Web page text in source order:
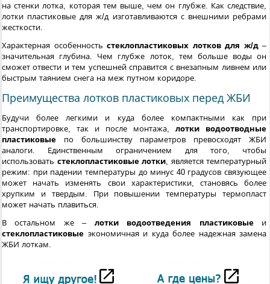
на стенки лотка, которая тем выше, чем он глубже. Как следствие,
лотки пластиковые для ж/д изготавливаются с внешними ребрами
жесткости.
Характерная особенность стеклопластиковых лотков для ж/д–
значительная глубина. Чем глубже лоток, тем больше воды он
сможет отвести и тем успешней справится с внезапным ливнем или
быстрым таянием снега на меж путном коридоре.
Преимущества лотков пластиковых перед ЖБИ
Будучи более легкими и куда более компактными как при
транспортировке, так и после монтажа, лотки водоотводные
пластиковые по большинству параметров превосходят ЖБИ
аналоги. Единственным ограничением для того, чтобы
использовать стеклопластиковые лотки , является температурный
режим: при падении температуры до минус 40 градусов связующее
может начать изменять свои характеристики, становясь более
хрупким и твердым. При повышении температуры термопласт
может начать плавиться.
В остальном же – лотки водоотведения пластиковые и
стеклопластиковые экономичная и куда более надежная замена
ЖБИ лоткам.